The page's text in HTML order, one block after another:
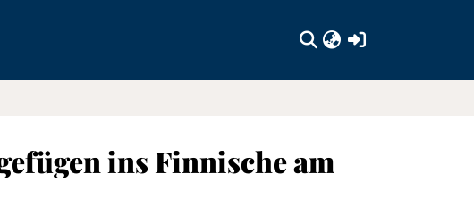
ins Finnische am